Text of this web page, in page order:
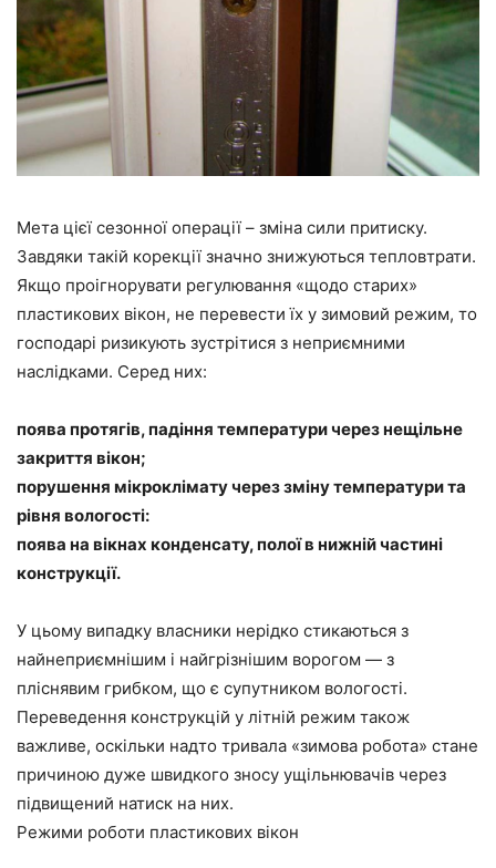
Мета цієї сезонної операції – зміна сили притиску.
Завдяки такій корекції значно знижуються тепловтрати.
Якщо проігнорувати регулювання «щодо старих»
пластикових вікон, не перевести їх у зимовий режим, то
господарі ризикують зустрітися з неприємними
наслідками. Серед них:
поява протягів, падіння температури через нещільне
закриття вікон;
порушення мікроклімату через зміну температури та
рівня вологості:
поява на вікнах конденсату, полої в нижній частині
конструкції.
У цьому випадку власники нерідко стикаються з
найнеприємнішим і найгрізнішим ворогом — з
пліснявим грибком, що є супутником вологості.
Переведення конструкцій у літній режим також
важливе, оскільки надто тривала «зимова робота» стане
причиною дуже швидкого зносу ущільнювачів через
підвищений натиск на них.
Режими роботи пластикових вікон